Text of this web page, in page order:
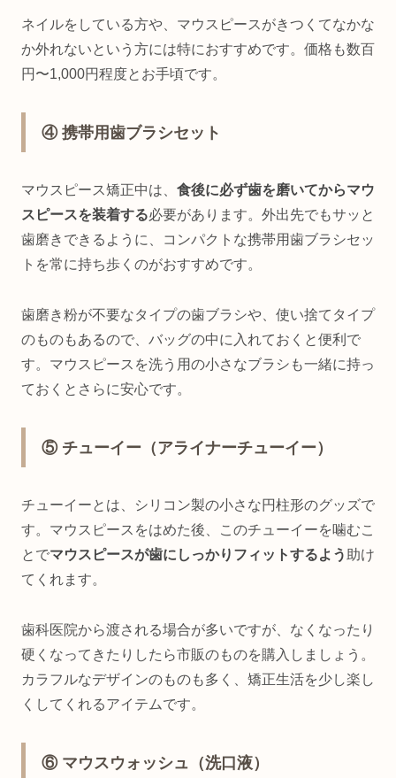
ネイルをしている方や、マウスピースがきつくてなかな
か外れないという方には特におすすめです。価格も数百
円〜1,000円程度とお手頃です。
④ 携帯用歯ブラシセット
マウスピース矯正中は、 食後に必ず歯を磨いてからマウ
スピースを装着する必要があります。外出先でもサッと
歯磨きできるように、コンパクトな携帯用歯ブラシセッ
トを常に持ち歩くのがおすすめです。
歯磨き粉が不要なタイプの歯ブラシや、使い捨てタイプ
のものもあるので、バッグの中に入れておくと便利で
す。マウスピースを洗う用の小さなブラシも一緒に持っ
ておくとさらに安心です。
⑤ チューイー（アライナーチューイー）
チューイーとは、シリコン製の小さな円柱形のグッズで
す。マウスピースをはめた後、このチューイーを噛むこ
とでマウスピースが歯にしっかりフィットするよう 助け
てくれます。
歯科医院から渡される場合が多いですが、なくなったり
硬くなってきたりしたら市販のものを購入しましょう。
カラフルなデザインのものも多く、矯正生活を少し楽し
くしてくれるアイテムです。
⑥ マウスウォッシュ（洗口液）